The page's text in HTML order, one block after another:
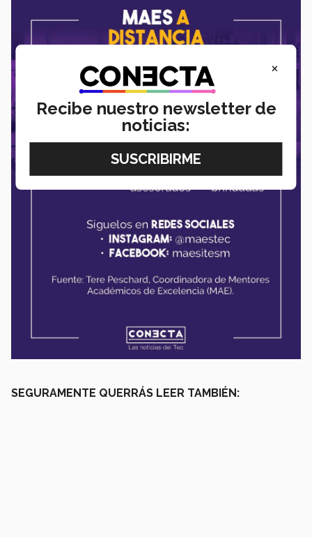
SEGURAMENTE QUERRÁS LEER TAMBIÉN:
×
Recibe nuestro newsletter de
noticias: